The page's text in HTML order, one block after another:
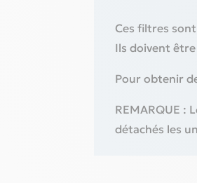
Ces filtres
Ils doivent
Pour obtenir
REMARQUE :
détachés les